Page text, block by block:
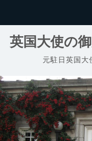
英国大使の
元駐日英国